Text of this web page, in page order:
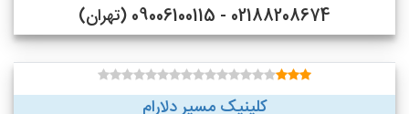
02188208674 - 09006100115 (تهران)
کلینیک مسیر دلارام